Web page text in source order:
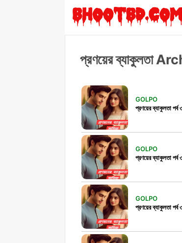
প্রণয়ের ব্যাকুলতা
GOLPO
প্রণয়ের ব্যাকুলতা পর্ব
GOLPO
প্রণয়ের ব্যাকুলতা পর্ব
GOLPO
প্রণয়ের ব্যাকুলতা পর্ব